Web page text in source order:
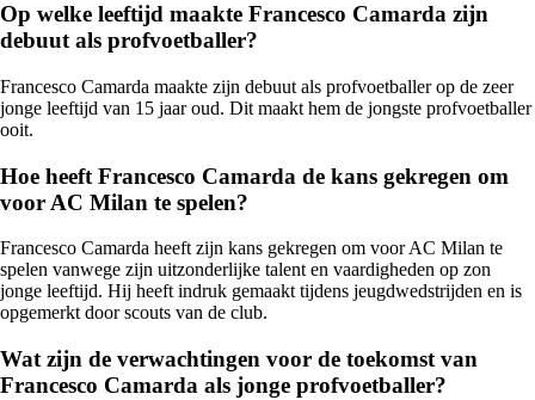
Op welke leeftijd maakte Francesco Camarda zijn
debuut als profvoetballer?
Francesco Camarda maakte zijn debuut als profvoetballer op de zeer
jonge leeftijd van 15 jaar oud. Dit maakt hem de jongste profvoetballer
ooit.
Hoe heeft Francesco Camarda de kans gekregen om
voor AC Milan te spelen?
Francesco Camarda heeft zijn kans gekregen om voor AC Milan te
spelen vanwege zijn uitzonderlijke talent en vaardigheden op zon
jonge leeftijd. Hij heeft indruk gemaakt tijdens jeugdwedstrijden en is
opgemerkt door scouts van de club.
Wat zijn de verwachtingen voor de toekomst van
Francesco Camarda als jonge profvoetballer?